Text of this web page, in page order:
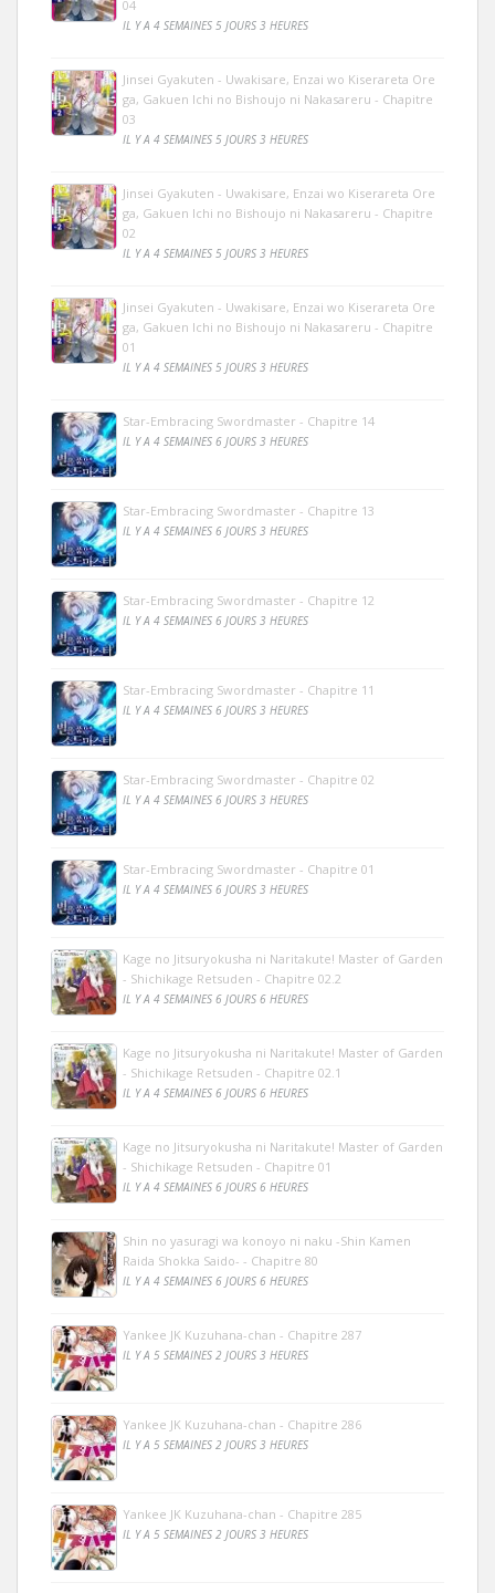
04
IL Y A 4 SEMAINES 5 JOURS 3 HEURES
Jinsei Gyakuten - Uwakisare, Enzai wo Kiserareta Ore
ga, Gakuen Ichi no Bishoujo ni Nakasareru - Chapitre
03
IL Y A 4 SEMAINES 5 JOURS 3 HEURES
Jinsei Gyakuten - Uwakisare, Enzai wo Kiserareta Ore
ga, Gakuen Ichi no Bishoujo ni Nakasareru - Chapitre
02
IL Y A 4 SEMAINES 5 JOURS 3 HEURES
Jinsei Gyakuten - Uwakisare, Enzai wo Kiserareta Ore
ga, Gakuen Ichi no Bishoujo ni Nakasareru - Chapitre
01
IL Y A 4 SEMAINES 5 JOURS 3 HEURES
Star-Embracing Swordmaster - Chapitre 14
IL Y A 4 SEMAINES 6 JOURS 3 HEURES
Star-Embracing Swordmaster - Chapitre 13
IL Y A 4 SEMAINES 6 JOURS 3 HEURES
Star-Embracing Swordmaster - Chapitre 12
IL Y A 4 SEMAINES 6 JOURS 3 HEURES
Star-Embracing Swordmaster - Chapitre 11
IL Y A 4 SEMAINES 6 JOURS 3 HEURES
Star-Embracing Swordmaster - Chapitre 02
IL Y A 4 SEMAINES 6 JOURS 3 HEURES
Star-Embracing Swordmaster - Chapitre 01
IL Y A 4 SEMAINES 6 JOURS 3 HEURES
Kage no Jitsuryokusha ni Naritakute! Master of Garden
- Shichikage Retsuden - Chapitre 02.2
IL Y A 4 SEMAINES 6 JOURS 6 HEURES
Kage no Jitsuryokusha ni Naritakute! Master of Garden
- Shichikage Retsuden - Chapitre 02.1
IL Y A 4 SEMAINES 6 JOURS 6 HEURES
Kage no Jitsuryokusha ni Naritakute! Master of Garden
- Shichikage Retsuden - Chapitre 01
IL Y A 4 SEMAINES 6 JOURS 6 HEURES
Shin no yasuragi wa konoyo ni naku -Shin Kamen
Raida Shokka Saido- - Chapitre 80
IL Y A 4 SEMAINES 6 JOURS 6 HEURES
Yankee JK Kuzuhana-chan - Chapitre 287
IL Y A 5 SEMAINES 2 JOURS 3 HEURES
Yankee JK Kuzuhana-chan - Chapitre 286
IL Y A 5 SEMAINES 2 JOURS 3 HEURES
Yankee JK Kuzuhana-chan - Chapitre 285
IL Y A 5 SEMAINES 2 JOURS 3 HEURES